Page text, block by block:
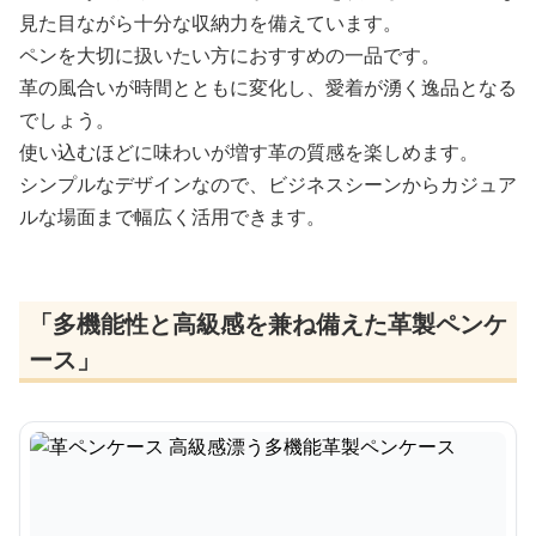
見た目ながら十分な収納力を備えています。
ペンを大切に扱いたい方におすすめの一品です。
革の風合いが時間とともに変化し、愛着が湧く逸品となる
でしょう。
使い込むほどに味わいが増す革の質感を楽しめます。
シンプルなデザインなので、ビジネスシーンからカジュア
ルな場面まで幅広く活用できます。
「多機能性と高級感を兼ね備えた革製ペンケ
ース」